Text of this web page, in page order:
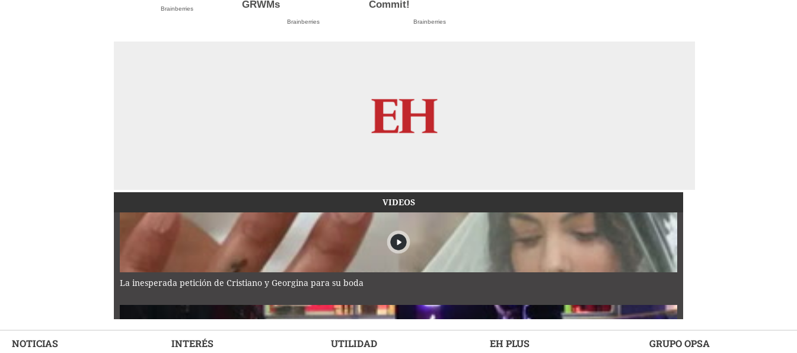
Brainberries
GRWMs
Brainberries
Commit!
Brainberries
VIDEOS
La inesperada petición de Cristiano y Georgina para su boda
NOTICIAS INTERÉS UTILIDAD EH PLUS GRUPO OPSA